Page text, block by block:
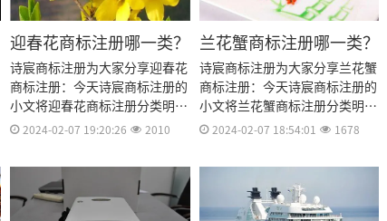
迎春花商标注册哪一类？
诗宸商标注册为大家分享迎春花
商标注册：今天诗宸商标注册的
小文将迎春花商标注册分类明
细、商标注册流程及费用、商标
注册证书有效期等资料整理出
2024-02-07 19:20:26 2010
兰花蟹商标注册哪一类？
诗宸商标注册为大家分享兰花蟹
商标注册：今天诗宸商标注册的
小文将兰花蟹商标注册分类明
细、商标注册流程及费用、商标
注册证书有效期等资料整理出
2024-02-07 18:54:01 1678